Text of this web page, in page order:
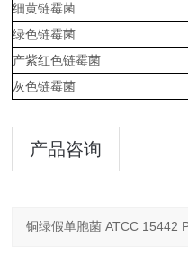
细黄链霉菌
绿色链霉菌
产紫红色链霉菌
灰色链霉菌
产品咨询